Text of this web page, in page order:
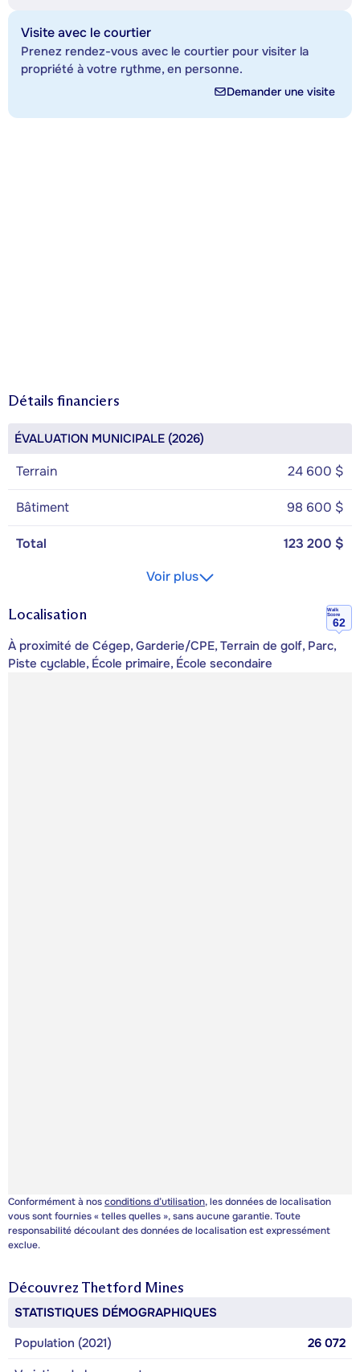
Visite avec le courtier
Prenez rendez-vous avec le courtier pour visiter la
propriété à votre rythme, en personne.
Demander une visite
Détails financiers
ÉVALUATION MUNICIPALE (2026)
Terrain 24 600 $
Bâtiment 98 600 $
Total
123 200 $
Voir plus
Localisation
Walk
Score
62
À proximité de Cégep, Garderie/CPE, Terrain de golf, Parc,
Piste cyclable, École primaire, École secondaire
Conformément à nosconditions d’utilisation, les données de localisation
vous sont fournies « telles quelles », sans aucune garantie. Toute
responsabilité découlant des données de localisation est expressément
exclue.
Découvrez Thetford Mines
STATISTIQUES DÉMOGRAPHIQUES
Population (2021)
26 072